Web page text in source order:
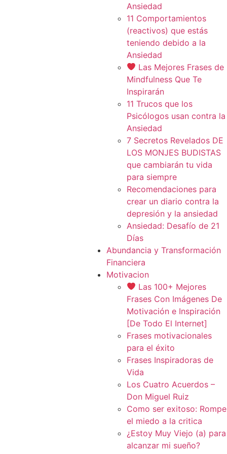
Ansiedad
11 Comportamientos
(reactivos) que estás
teniendo debido a la
Ansiedad
Las Mejores Frases de
Mindfulness Que Te
Inspirarán
11 Trucos que los
Psicólogos usan contra la
Ansiedad
7 Secretos Revelados DE
LOS MONJES BUDISTAS
que cambiarán tu vida
para siempre
Recomendaciones para
crear un diario contra la
depresión y la ansiedad
Ansiedad: Desafío de 21
Días
Abundancia y Transformación
Financiera
Motivacion
Las 100+ Mejores
Frases Con Imágenes De
Motivación e Inspiración
[De Todo El Internet]
Frases motivacionales
para el éxito
Frases Inspiradoras de
Vida
Los Cuatro Acuerdos –
Don Miguel Ruiz
Como ser exitoso: Rompe
el miedo a la critica
¿Estoy Muy Viejo (a) para
alcanzar mi sueño?